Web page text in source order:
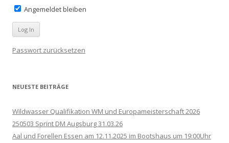
Angemeldet bleiben
Passwort zurücksetzen
NEUESTE BEITRÄGE
Wildwasser Qualifikation WM und Europameisterschaft 2026
250503 Sprint DM Augsburg 31.03.26
Aal und Forellen Essen am 12.11.2025 im Bootshaus um 19:00Uhr